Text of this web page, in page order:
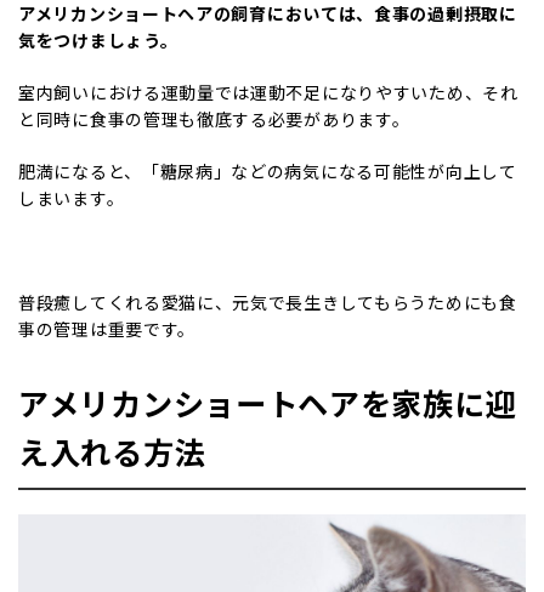
アメリカンショートヘアの飼育においては、食事の過剰摂取に
気をつけましょう。
室内飼いにおける運動量では運動不足になりやすいため、それ
と同時に食事の管理も徹底する必要があります。
肥満になると、「糖尿病」などの病気になる可能性が向上して
しまいます。
普段癒してくれる愛猫に、元気で長生きしてもらうためにも食
事の管理は重要です。
アメリカンショートヘアを家族に迎
え入れる方法